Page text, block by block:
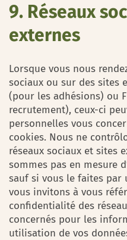
9. Réseaux
externes
Lorsque vous nous
sociaux ou sur des sites
(pour les adhésions) ou
recrutement), ceux-ci
personnelles vous
cookies. Nous ne
réseaux sociaux et sites
sommes pas en mesure
sauf si vous le faites par
vous invitons à vous
confidentialité des
concernés pour les
utilisation de vos